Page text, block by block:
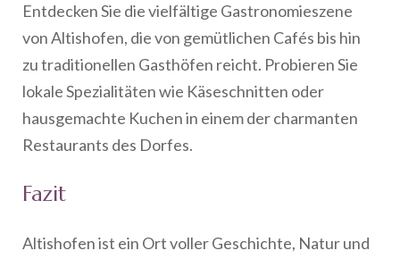
Entdecken Sie die vielfältige Gastronomieszene
von Altishofen, die von gemütlichen Cafés bis hin
zu traditionellen Gasthöfen reicht. Probieren Sie
lokale Spezialitäten wie Käseschnitten oder
hausgemachte Kuchen in einem der charmanten
Restaurants des Dorfes.
Fazit
Altishofen ist ein Ort voller Geschichte, Natur und